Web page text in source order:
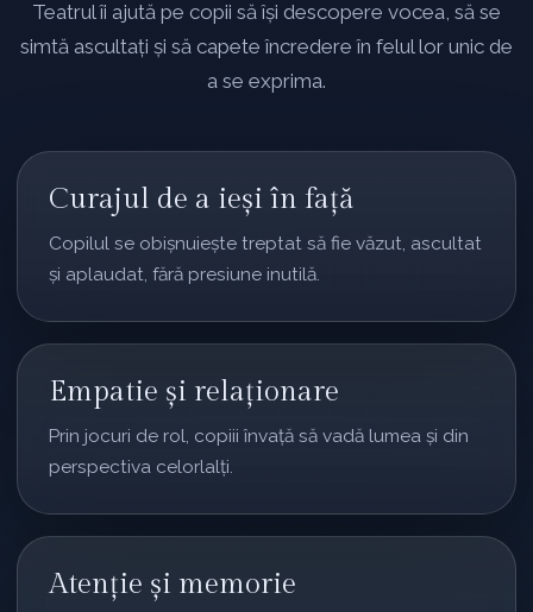
Teatrul îi ajută pe copii să își descopere vocea, să se
simtă ascultați și să capete încredere în felul lor unic de
a se exprima.
Curajul de a ieși în față
Copilul se obișnuiește treptat să fie văzut, ascultat
și aplaudat, fără presiune inutilă.
Empatie și relaționare
Prin jocuri de rol, copiii învață să vadă lumea și din
perspectiva celorlalți.
Atenție și memorie